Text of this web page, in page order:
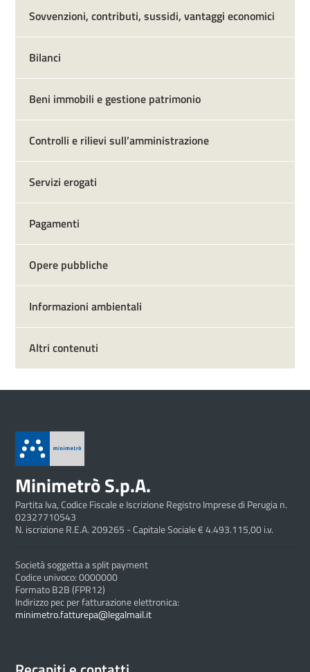
Sovvenzioni, contributi, sussidi, vantaggi economici
Bilanci
Beni immobili e gestione patrimonio
Controlli e rilievi sull’amministrazione
Servizi erogati
Pagamenti
Opere pubbliche
Informazioni ambientali
Altri contenuti
Minimetrò S.p.A.
Partita Iva, Codice Fiscale e Iscrizione Registro Imprese di Perugia n.
02327710543
N. iscrizione R.E.A. 209265 - Capitale Sociale € 4.493.115,00 i.v.
Società soggetta a split payment
Codice univoco: 0000000
Formato B2B (FPR12)
Indirizzo pec per fatturazione elettronica:
minimetro.fatturepa@legalmail.it